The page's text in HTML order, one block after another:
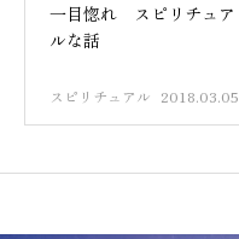
一目惚れ スピリチュア
ルな話
スピリチュアル 2018.03.05